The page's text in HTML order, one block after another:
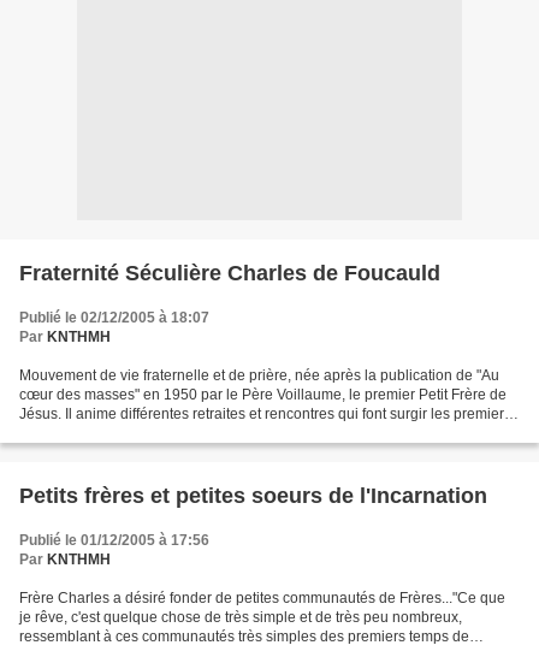
Fraternité Séculière Charles de Foucauld
Publié le 02/12/2005 à 18:07
Par KNTHMH
Mouvement de vie fraternelle et de prière, née après la publication de "Au
cœur des masses" en 1950 par le Père Voillaume, le premier Petit Frère de
Jésus. Il anime différentes retraites et rencontres qui font surgir les premiers
Petits frères et petites soeurs de l'Incarnation
Publié le 01/12/2005 à 17:56
Par KNTHMH
Frère Charles a désiré fonder de petites communautés de Frères..."Ce que
je rêve, c'est quelque chose de très simple et de très peu nombreux,
ressemblant à ces communautés très simples des premiers temps de